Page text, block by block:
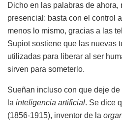
Dicho en las palabras de ahora,
presencial: basta con el control
menos lo mismo, gracias a las
Supiot sostiene que las nuevas
utilizadas para liberar al ser
sirven para someterlo.
Sueñan incluso con que deje
la inteligencia artificial. Se dice
(1856-1915), inventor de la